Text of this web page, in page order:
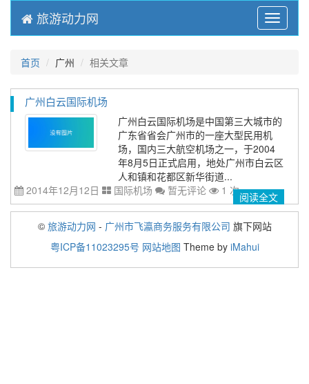
Menu
旅游动力网
首页 广州 相关文章
广州白云国际机场
广州白云国际机场是中国第三大城市的
广东省省会广州市的一座大型民用机
场，国内三大航空机场之一，于2004
年8月5日正式启用，地处广州市白云区
人和镇和花都区新华街道...
2014年12月12日
国际机场 暂无评论 1 次阅读全文
© 旅游动力网 - 广州市飞瀛商务服务有限公司 旗下网站
粤ICP备11023295号 网站地图 Theme by iMahui